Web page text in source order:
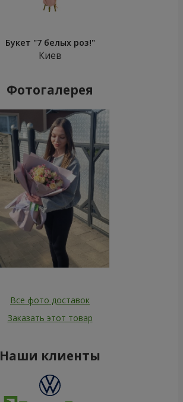
Букет "7 белых роз!"
Киев
Фотогалерея
Все фото доставок
Заказать этот товар
Наши клиенты